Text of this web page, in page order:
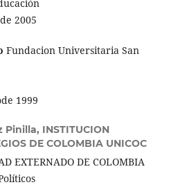
2005
Fundacion Universitaria San
1999
Pinilla, INSTITUCION
DE COLOMBIA UNICOC
EXTERNADO DE COLOMBIA